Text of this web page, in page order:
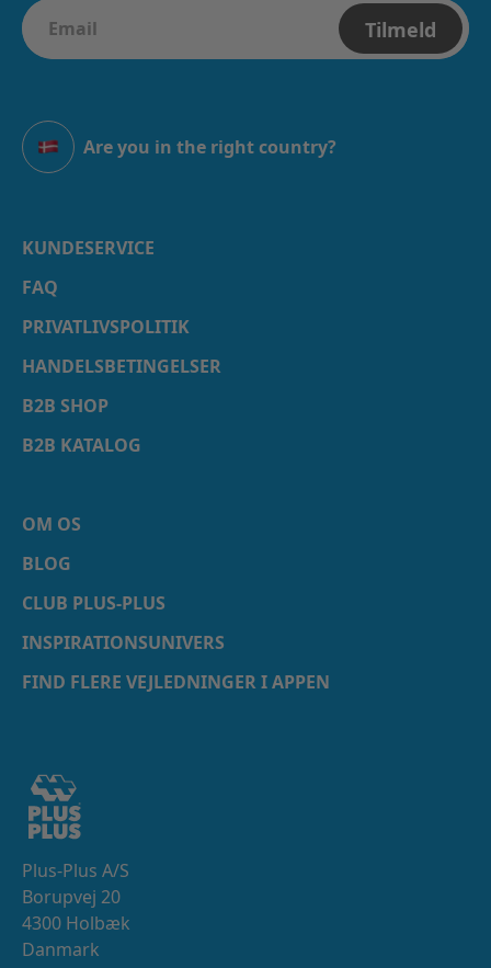
Plus-Plus A/S
Borupvej 20
4300 Holbæk
Danmark
KUNDESERVICE
FAQ
PRIVATLIVSPOLITIK
HANDELSBETINGELSER
B2B SHOP
B2B KATALOG
OM OS
BLOG
CLUB PLUS-PLUS
INSPIRATIONSUNIVERS
FIND FLERE VEJLEDNINGER I APPEN
Tilmeld
Danmark
Are you in the right country?